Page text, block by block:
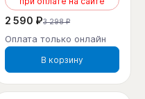
2 590 ₽3 298 ₽
Оплата только онлайн
В корзину